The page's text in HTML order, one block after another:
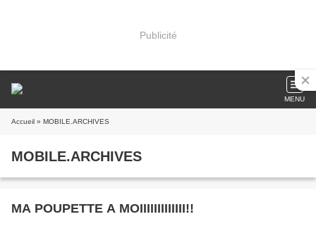
Publicité
MENU
Accueil » MOBILE.ARCHIVES
MOBILE.ARCHIVES
MA POUPETTE A MOIIIIIIIIIIIII!!